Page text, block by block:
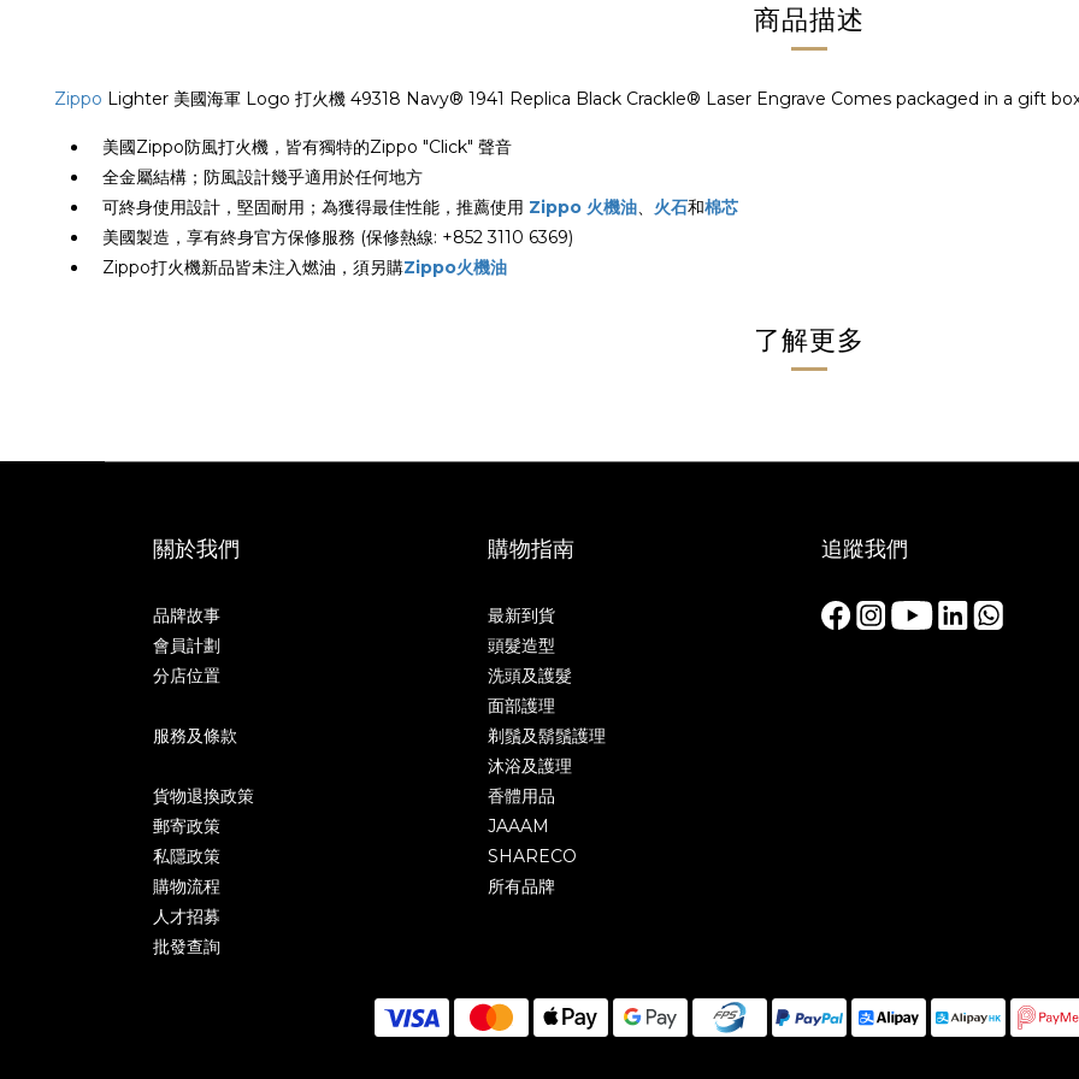
商品描述
Zippo Lighter 美國海軍 Logo 打火機 49318 Navy® 1941 Replica Black Crackle® Laser Engrave Comes packaged in a gift
美國Zippo防風打火機，皆有獨特的Zippo "Click" 聲音
全金屬結構；防風設計幾乎適用於任何地方
可終身使用設計，堅固耐用；為獲得最佳性能，推薦使用 Zippo 火機油、 火石和棉芯
美國製造，享有終身官方保修服務 (保修熱線: +852 3110 6369)
Zippo打火機新品皆未注入燃油，須另購Zippo火機油
了解更多
關於我們
品牌故事
會員計劃
分店位置
服務及條款
貨物退換政策
郵寄政策
私隱政策
購物流程
人才招募
批發查詢
購物指南
最新到貨
頭髮造型
洗頭及護髮
面部護理
剃鬚及鬍鬚護理
沐浴及護理
香體用品
JAAAM
SHARECO
所有品牌
追蹤我們